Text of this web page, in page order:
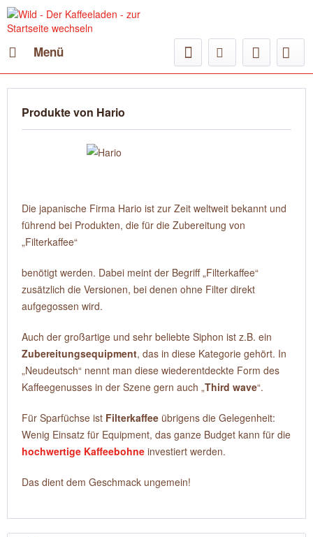
Menü
Produkte von Hario
Die japanische Firma Hario ist zur Zeit weltweit bekannt und
führend bei Produkten, die für die Zubereitung von
„Filterkaffee“
benötigt werden. Dabei meint der Begriff „Filterkaffee“
zusätzlich die Versionen, bei denen ohne Filter direkt
aufgegossen wird.
Auch der großartige und sehr beliebte Siphon ist z.B. ein
Zubereitungsequipment, das in diese Kategorie gehört. In
„Neudeutsch“ nennt man diese wiederentdeckte Form des
Kaffeegenusses in der Szene gern auch „Third wave“.
Für Sparfüchse ist Filterkaffee übrigens die Gelegenheit:
Wenig Einsatz für Equipment, das ganze Budget kann für die
hochwertige Kaffeebohne investiert werden.
Das dient dem Geschmack ungemein!